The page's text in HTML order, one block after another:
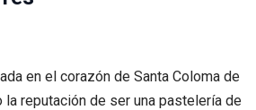
en el corazón de Santa Coloma de
la reputación de ser una pastelería de